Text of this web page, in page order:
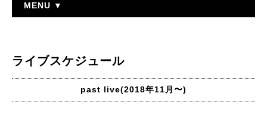
MENU ▼
ライブスケジュール
past live(2018年11月〜)